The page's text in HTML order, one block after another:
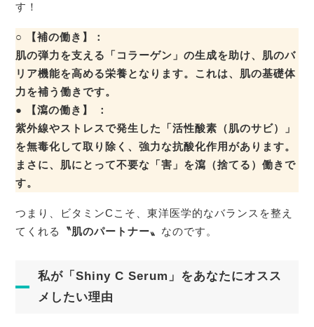
す！
○ 【補の働き】：
肌の弾力を支える「コラーゲン」の生成を助け、肌のバ
リア機能を高める栄養となります。これは、肌の基礎体
力を補う働きです。
● 【瀉の働き】 ：
紫外線やストレスで発生した「活性酸素（肌のサビ）」
を無毒化して取り除く、強力な抗酸化作用があります。
まさに、肌にとって不要な「害」を瀉（捨てる）働きで
す。
つまり、ビタミンCこそ、東洋医学的なバランスを整え
てくれる
〝肌のパートナー〟 なのです。
私が「Shiny C Serum」をあなたにオスス
メしたい理由